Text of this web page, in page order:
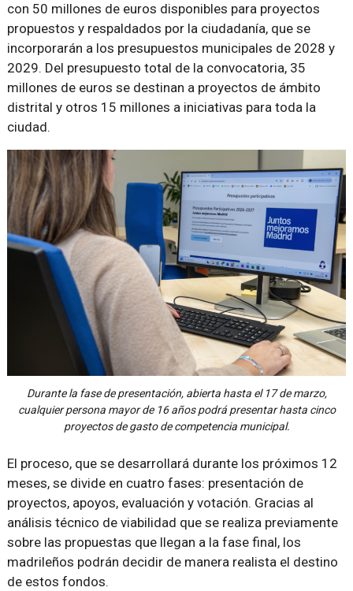
con 50 millones de euros disponibles para proyectos
propuestos y respaldados por la ciudadanía, que se
incorporarán a los presupuestos municipales de 2028 y
2029. Del presupuesto total de la convocatoria, 35
millones de euros se destinan a proyectos de ámbito
distrital y otros 15 millones a iniciativas para toda la
ciudad.
Durante la fase de presentación, abierta hasta el 17 de marzo,
cualquier persona mayor de 16 años podrá presentar hasta cinco
proyectos de gasto de competencia municipal.
El proceso, que se desarrollará durante los próximos 12
meses, se divide en cuatro fases: presentación de
proyectos, apoyos, evaluación y votación. Gracias al
análisis técnico de viabilidad que se realiza previamente
sobre las propuestas que llegan a la fase final, los
madrileños podrán decidir de manera realista el destino
de estos fondos.